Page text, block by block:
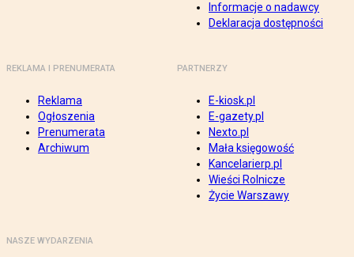
Informacje o nadawcy
Deklaracja dostępności
REKLAMA I PRENUMERATA
Reklama
Ogłoszenia
Prenumerata
Archiwum
PARTNERZY
E-kiosk.pl
E-gazety.pl
Nexto.pl
Mała księgowość
Kancelarierp.pl
Wieści Rolnicze
Życie Warszawy
NASZE WYDARZENIA